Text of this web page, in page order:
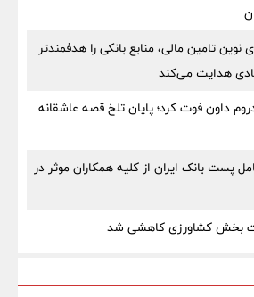
نوین تامین مالی، منابع بانکی را هدفمندتر
هدایت می‌کند
داون فوت کرد؛ پایان تلخ قصه عاشقانه
پست بانک ایران از کلیه همکاران موثر در
بخش کشاورزی کاهشی شد